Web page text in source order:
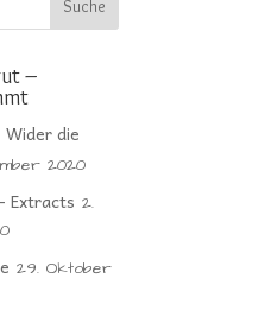
–
Wider die
2020
Extracts 2.
29. Oktober